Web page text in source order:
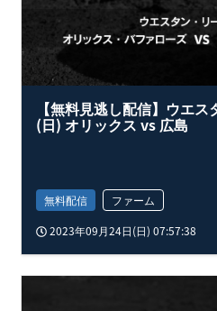
【無料見逃し配信】ウエ
(日) オリックス vs 広島
無料配信
ファーム
2023年09月24日(日) 07:57:38